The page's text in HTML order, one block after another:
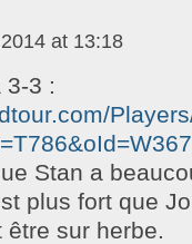
at 13:18
3-3 :
Stan a
plus fort que
sur herbe.